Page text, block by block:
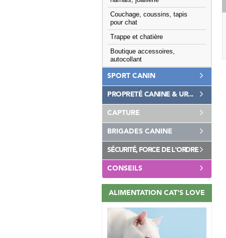
Couchage, coussins, tapis
pour chat
Trappe et chatière
Boutique accessoires,
autocollant
SPORT CANIN
PROPRETÉ CANINE & UR...
CAPTURE
BRIGADES CANINE
SÉCURITÉ, FORCE DE L'ORDRE
CONSEILS
ALIMENTATION CAT'S LOVE